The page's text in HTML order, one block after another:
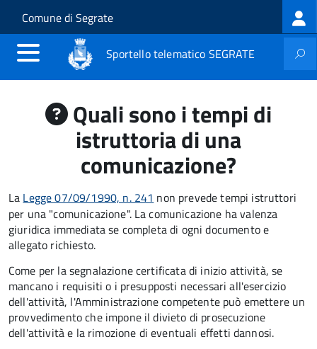
Salta al contenuto principale
Skip to site navigation
Comune di Segrate
Sportello telematico SEGRATE
Quali sono i tempi di
istruttoria di una
comunicazione?
La Legge 07/09/1990, n. 241 non prevede tempi istruttori
per una "comunicazione". La comunicazione ha valenza
giuridica immediata se completa di ogni documento e
allegato richiesto.
Come per la segnalazione certificata di inizio attività, se
mancano i requisiti o i presupposti necessari all'esercizio
dell'attività, l'Amministrazione competente può emettere un
provvedimento che impone il divieto di prosecuzione
dell'attività e la rimozione di eventuali effetti dannosi.